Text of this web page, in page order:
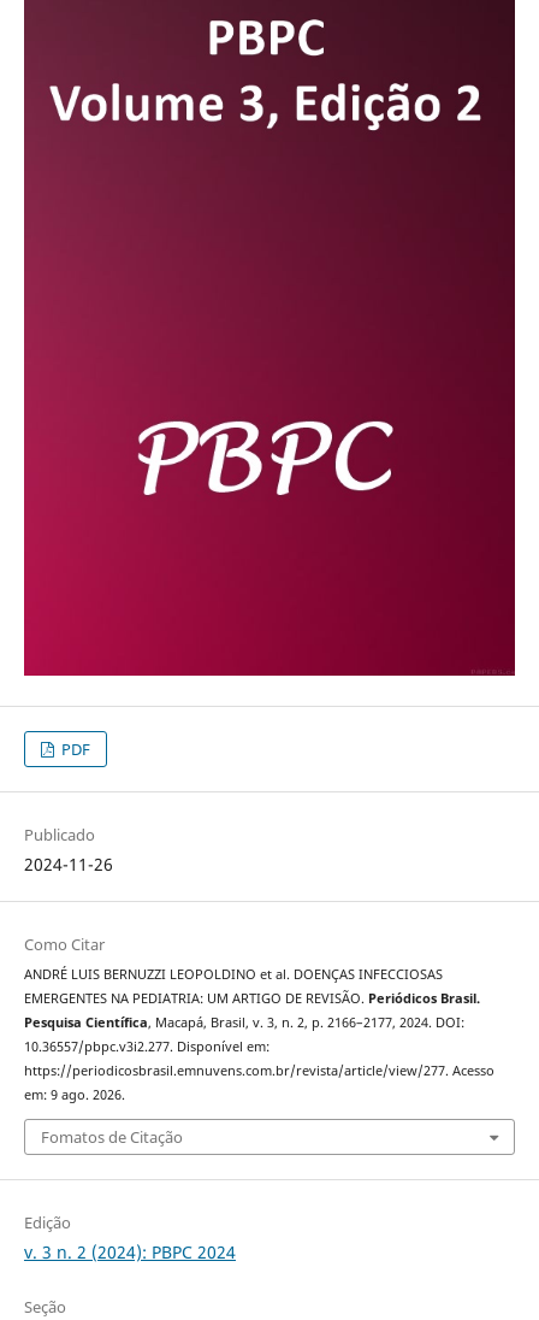
PDF
Publicado
2024-11-26
Como Citar
ANDRÉ LUIS BERNUZZI LEOPOLDINO et al. DOENÇAS INFECCIOSAS
EMERGENTES NA PEDIATRIA: UM ARTIGO DE REVISÃO. Periódicos Brasil.
Pesquisa Científica, Macapá, Brasil, v. 3, n. 2, p. 2166–2177, 2024. DOI:
10.36557/pbpc.v3i2.277. Disponível em:
https://periodicosbrasil.emnuvens.com.br/revista/article/view/277. Acesso
em: 9 ago. 2026.
Fomatos de Citação
Edição
v. 3 n. 2 (2024): PBPC 2024
Seção